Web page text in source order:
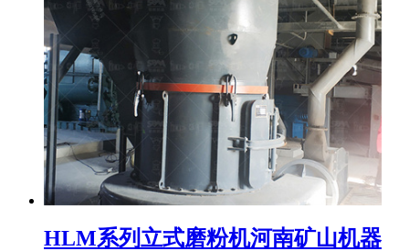
HLM系列立式磨粉机河南矿山机器